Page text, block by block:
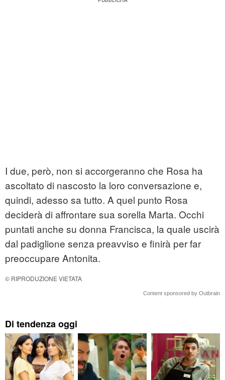
I due, però, non si accorgeranno che Rosa ha
ascoltato di nascosto la loro conversazione e,
quindi, adesso sa tutto. A quel punto Rosa
deciderà di affrontare sua sorella Marta. Occhi
puntati anche su donna Francisca, la quale uscirà
dal padiglione senza preavviso e finirà per far
preoccupare Antonita.
© RIPRODUZIONE VIETATA
Content sponsored by Outbrain
Di tendenza oggi